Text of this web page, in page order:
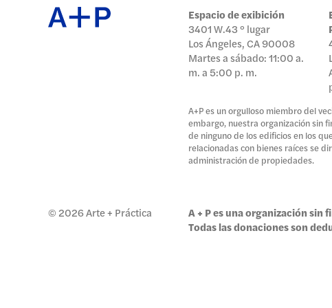
日本語
Espacio de exibición
3401 W.43 ° lugar
Los Ángeles, CA 90008
Martes a sábado: 11:00 a.
m. a 5:00 p. m.
A+P es un orgulloso miembro del
embargo, nuestra organización sin
de ninguno de los edificios en los
relacionadas con bienes raíces se
administración de propiedades.
© 2026 Arte + Práctica
A + P es una organización sin
Todas las donaciones son